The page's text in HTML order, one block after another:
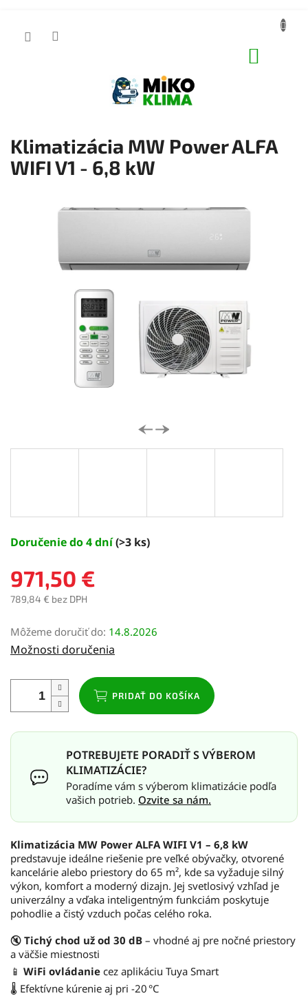
Klimatizácia MW Power ALFA
WIFI V1 - 6,8 kW
Doručenie do 4 dní(>3 ks)
971,50 €
789,84 € bez DPH
cena:
Môžeme doručiť do: 14.8.2026
Možnosti doručenia
PRIDAŤ DO KOŠÍKA
POTREBUJETE PORADIŤ S VÝBEROM
KLIMATIZÁCIE?
Poradíme vám s výberom klimatizácie podľa
vašich potrieb. Ozvite sa nám.
Klimatizácia MW Power ALFA WIFI V1 – 6,8 kW
predstavuje ideálne riešenie pre veľké obývačky, otvorené
kancelárie alebo priestory do 65 m², kde sa vyžaduje silný
výkon, komfort a moderný dizajn. Jej svetlosivý vzhľad je
univerzálny a vďaka inteligentným funkciám poskytuje
pohodlie a čistý vzduch počas celého roka.
🔇 Tichý chod už od 30 dB – vhodné aj pre nočné priestory
a väčšie miestnosti
📱 WiFi ovládanie cez aplikáciu Tuya Smart
🌡️ Efektívne kúrenie aj pri -20 °C